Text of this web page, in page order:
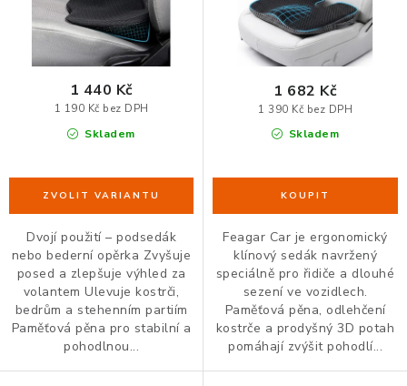
KANCELÁŘSKÉ POTŘEBY
ZÁSUVKOVÉ BOXY
NÁDOBY NA ODPAD
DESIGN A STYL V KANCELÁŘI
ZDRAVÁ KANCELÁŘ
ČISTIČKY VZDUCHU
VODNÍ FILTRY
Skladem
1 190 Kč bez DPH
1 440 Kč
Dvojí použití – podsedák
nebo bederní opěrka Zvyšuje
posed a zlepšuje výhled za
volantem Ulevuje kostrči,
bedrům a stehenním partiím
Paměťová pěna pro stabilní a
pohodlnou...
Skladem
1 390 Kč bez DPH
1 682 Kč
Feagar Car je ergonomický
klínový sedák navržený
speciálně pro řidiče a dlouhé
sezení ve vozidlech.
Paměťová pěna, odlehčení
kostrče a prodyšný 3D potah
pomáhají zvýšit pohodlí...